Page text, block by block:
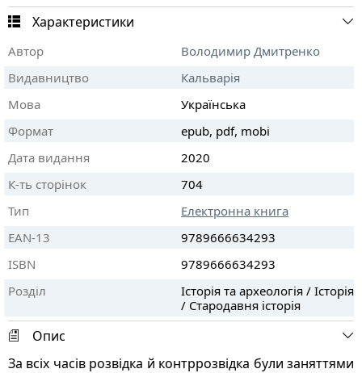
Характеристики
Автор
Володимир Дмитренко
Видавництво
Кальварія
Мова
Українська
Формат
epub, pdf, mobi
Дата видання
2020
К-ть сторінок
704
Тип
Електронна книга
EAN-13
9789666634293
ISBN
9789666634293
Розділ
Історія та археологія / Історія
/ Стародавня історія
Опис
За всіх часів розвідка й контррозвідка були заняттями